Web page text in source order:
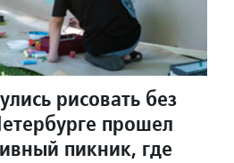
рисовать без
прошел
пикник, где